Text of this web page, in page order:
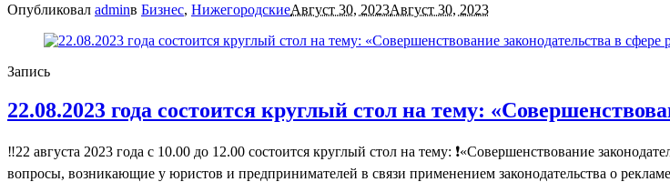
Опубликовал adminв Бизнес, НижегородскиеАвгуст 30, 2023Август 30, 2023
Запись
22.08.2023 года состоится круглый стол на тему:
‼️22 августа 2023 года с 10.00 до 12.00 состоится круглый стол на тему: ❗️«Совершенствование
вопросы, возникающие у юристов и предпринимателей в связи применением законодательства о